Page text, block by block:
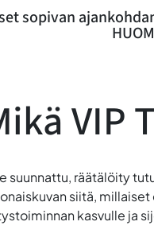
sopivan
VIP
suunnattu, räätälöity
siitä,
kasvulle ja